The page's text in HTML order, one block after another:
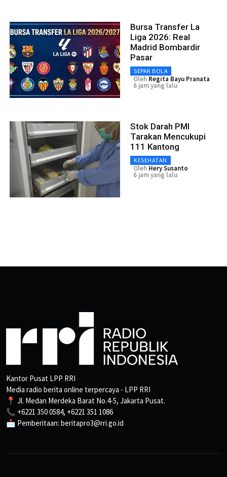
Bursa Transfer La
Liga 2026: Real
Madrid Bombardir
Pasar
SEPAK BOLA
Oleh Regita Bayu Pranata
6 jam yang lalu
Stok Darah PMI
Tarakan Mencukupi
111 Kantong
KESEHATAN
Oleh Hery Susanto
6 jam yang lalu
Kantor Pusat LPP RRI
Media radio berita online terpercaya - LPP RRI
📍 Jl. Medan Merdeka Barat No.4-5, Jakarta Pusat.
📞 +6221 350 0584, +6221 351 1086
📩 Pemberitaan: beritapro3@rri.go.id